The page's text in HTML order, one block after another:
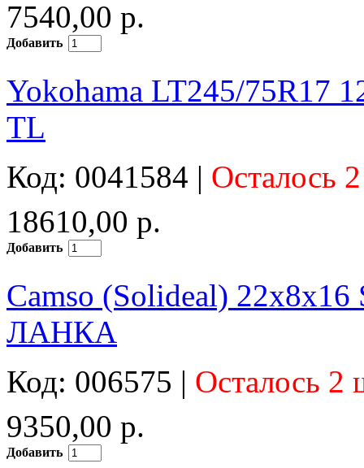
7540,00 р.
Добавить
Yokohama LT245/75R17
TL
Код: 0041584 | Осталось
18610,00 р.
Добавить
Camso (Solideal)
ЛАНКА
Код: 006575 | Осталось 2
9350,00 р.
Добавить